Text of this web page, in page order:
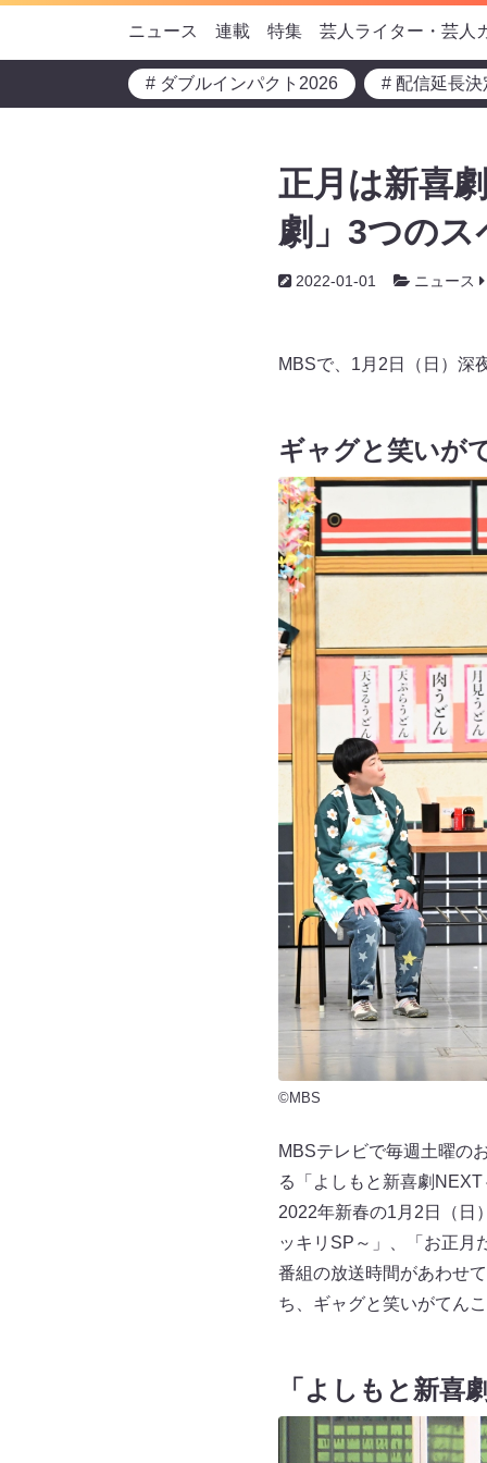
ニュース 連載 特集 芸人ライター・芸人
# ダブルインパクト2026 # 配信延長決
正月は新喜
劇」3つの
2022-01-01 ニュース
MBSで、1月2日（日）深
ギャグと笑いが
©MBS
MBSテレビで毎週土曜の
る「よしもと新喜劇
2022年新春の1月2日（日
ッキリSP～」、「お正月
番組の放送時間があわせ
ち、ギャグと笑いがてん
「よしもと新喜